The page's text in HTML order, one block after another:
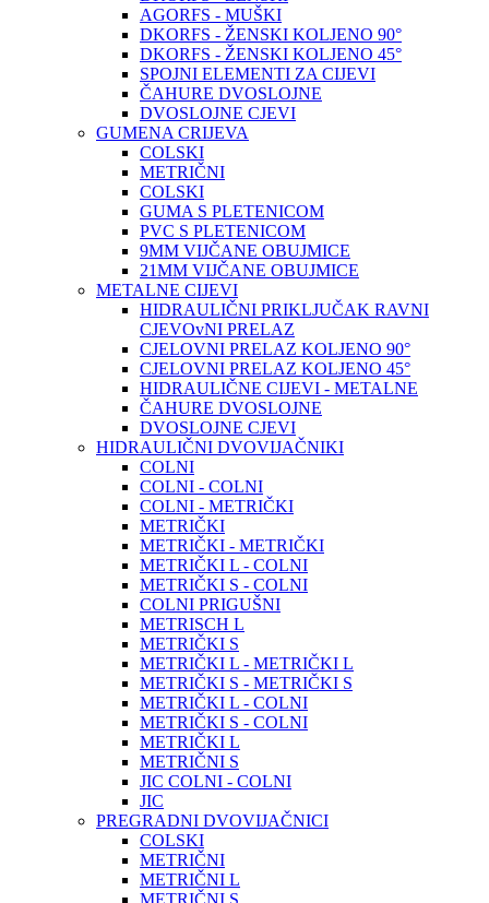
AGORFS - MUŠKI
DKORFS - ŽENSKI KOLJENO 90°
DKORFS - ŽENSKI KOLJENO 45°
SPOJNI ELEMENTI ZA CIJEVI
ČAHURE DVOSLOJNE
DVOSLOJNE CJEVI
GUMENA CRIJEVA
COLSKI
METRIČNI
COLSKI
GUMA S PLETENICOM
PVC S PLETENICOM
9MM VIJČANE OBUJMICE
21MM VIJČANE OBUJMICE
METALNE CIJEVI
HIDRAULIČNI PRIKLJUČAK RAVNI
CJEVOvNI PRELAZ
CJELOVNI PRELAZ KOLJENO 90°
CJELOVNI PRELAZ KOLJENO 45°
HIDRAULIČNE CIJEVI - METALNE
ČAHURE DVOSLOJNE
DVOSLOJNE CJEVI
HIDRAULIČNI DVOVIJAČNIKI
COLNI
COLNI - COLNI
COLNI - METRIČKI
METRIČKI
METRIČKI - METRIČKI
METRIČKI L - COLNI
METRIČKI S - COLNI
COLNI PRIGUŠNI
METRISCH L
METRIČKI S
METRIČKI L - METRIČKI L
METRIČKI S - METRIČKI S
METRIČKI L - COLNI
METRIČKI S - COLNI
METRIČKI L
METRIČNI S
JIC COLNI - COLNI
JIC
PREGRADNI DVOVIJAČNICI
COLSKI
METRIČNI
METRIČNI L
METRIČNI S